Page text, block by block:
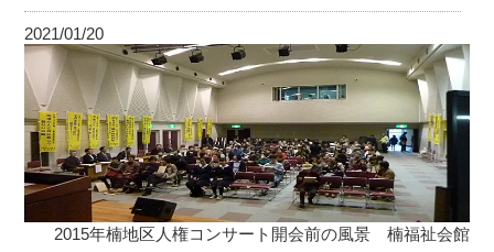
人権コンサート開催のお知らせ
2019/01/07
南部ブロック「人権ひろば」開催のお知らせ
2018/07/30
人権標語を募集します
2017/10/30
人権講演会のお知らせ
2021/01/20
楠小学校児童に依る人権ポスター展を開催いたします。
2019/11/29
人権標語の表彰と人権コンサートを開催しました
2019/02/25
楠小学校児童の人権ポスター展がはじまりました
2019/02/13
2015年楠地区人権コンサート開会前の風景 楠福祉会館